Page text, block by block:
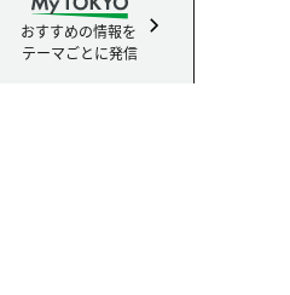
おすすめの情報を
テーマごとに発信